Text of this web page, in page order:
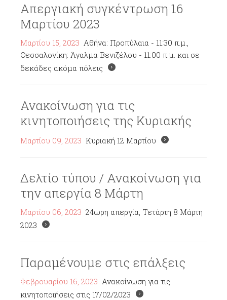
Απεργιακή συγκέντρωση 16
Μαρτίου 2023
Μαρτίου 15, 2023 Αθήνα: Προπύλαια - 11:30 π.μ.,
Θεσσαλονίκη: Άγαλμα Βενιζέλου - 11:00 π.μ. και σε
δεκάδες ακόμα πόλεις
Ανακοίνωση για τις
κινητοποιήσεις της Κυριακής
Μαρτίου 09, 2023 Κυριακή 12 Μαρτίου
Δελτίο τύπου / Ανακοίνωση για
την απεργία 8 Μάρτη
Μαρτίου 06, 2023 24ωρη απεργία, Τετάρτη 8 Μάρτη
2023
Παραμένουμε στις επάλξεις
Φεβρουαρίου 16, 2023 Ανακοίνωση για τις
κινητοποιήσεις στις 17/02/2023